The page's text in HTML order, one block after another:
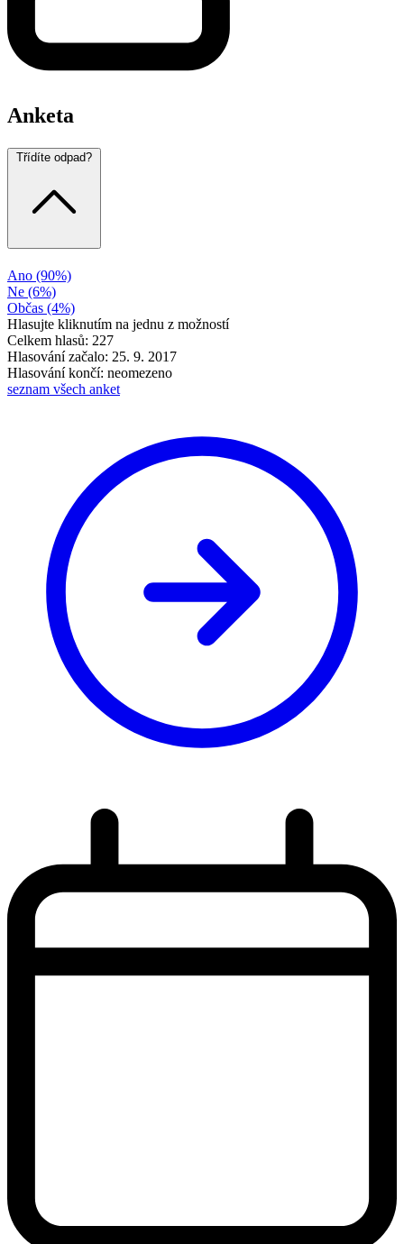
Anketa
Třídíte odpad?
Ano (90%)
Ne (6%)
Občas (4%)
Hlasujte kliknutím na jednu z možností
Celkem hlasů: 227
Hlasování začalo: 25. 9. 2017
Hlasování končí: neomezeno
seznam všech anket